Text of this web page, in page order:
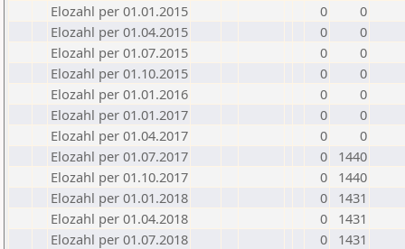
Elozahl per 01.01.2015
0
0
Elozahl per 01.04.2015
0
0
Elozahl per 01.07.2015
0
0
Elozahl per 01.10.2015
0
0
Elozahl per 01.01.2016
0
0
Elozahl per 01.01.2017
0
0
Elozahl per 01.04.2017
0
0
Elozahl per 01.07.2017
0
1440
Elozahl per 01.10.2017
0
1440
Elozahl per 01.01.2018
0
1431
Elozahl per 01.04.2018
0
1431
Elozahl per 01.07.2018
0
1431